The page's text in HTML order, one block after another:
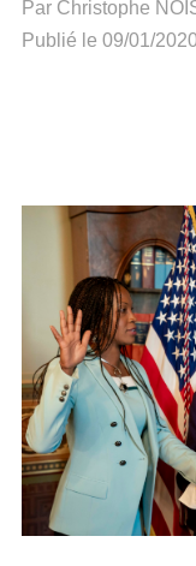
Par Christophe
Publié le 09/01/